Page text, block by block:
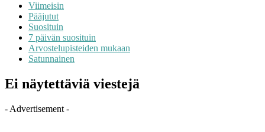
Viimeisin
Pääjutut
Suosituin
7 päivän suosituin
Arvostelupisteiden mukaan
Satunnainen
Ei näytettäviä viestejä
- Advertisement -